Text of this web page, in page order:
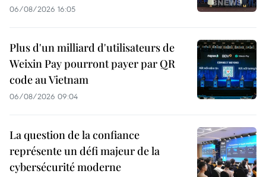
06/08/2026 16:05
Plus d'un milliard d'utilisateurs de
Weixin Pay pourront payer par QR
code au Vietnam
06/08/2026 09:04
La question de la confiance
représente un défi majeur de la
cybersécurité moderne